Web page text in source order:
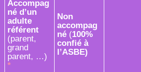
Accompag
né d’un
adulte
référent
(parent,
grand
parent, …)
*
Non
accompag
né (100%
confié à
l’ASBE)